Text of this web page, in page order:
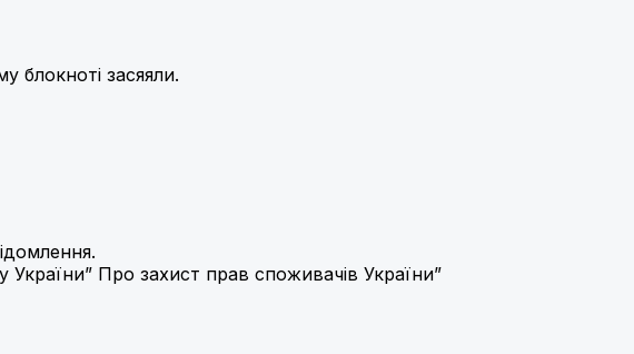
блокноті засяяли.
України” Про захист прав споживачів України”